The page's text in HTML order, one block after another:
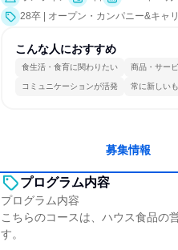
28卒 | オープン・カンパニー&キャ
こんな人におすすめ
食生活・食育に関わりたい 商品・サー
コミュニケーションが活発 常に新しい
募集情報
プログラム内容
プログラム内容
こちらのコースは、ハウス食品の
す。